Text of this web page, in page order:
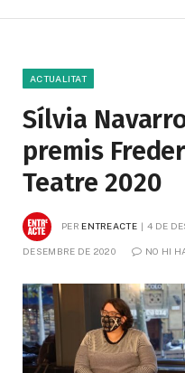
ACTUALITAT
Sílvia
premis
Teatre 2020
PER ENTREACTE 4 DE
DESEMBRE DE 2020 NO HI